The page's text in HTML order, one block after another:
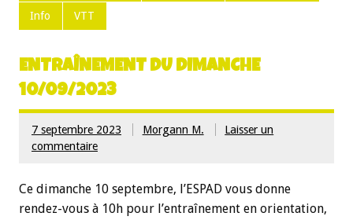
Info VTT
ENTRAÎNEMENT DU DIMANCHE
10/09/2023
7 septembre 2023 Morgann M.
Laisser un
commentaire
Ce dimanche 10 septembre, l’ESPAD vous donne
rendez-vous à 10h pour l’entraînement en orientation,